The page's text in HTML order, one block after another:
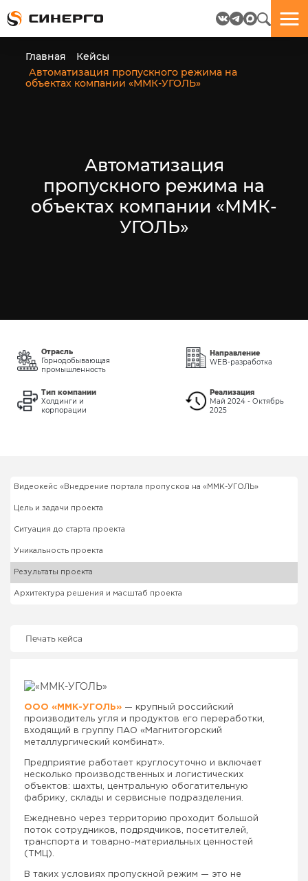
Главная
Кейсы
Автоматизация пропускного режима на
объектах компании «ММК-УГОЛЬ»
Автоматизация
пропускного режима на
объектах компании «ММК-
УГОЛЬ»
Отрасль
Горнодобывающая
промышленность
Направление
WEB-разработка
Тип компании
Холдинги и
корпорации
Реализация
Май 2024 - Октябрь
2025
ООО «ММК-УГОЛЬ» — крупный российский
производитель угля и продуктов его переработки,
входящий в группу ПАО «Магнитогорский
металлургический комбинат».
Предприятие работает круглосуточно и включает
несколько производственных и логистических
объектов: шахты, центральную обогатительную
фабрику, склады и сервисные подразделения.
Ежедневно через территорию проходит большой
поток сотрудников, подрядчиков, посетителей,
транспорта и товарно-материальных ценностей
(ТМЦ).
В таких условиях пропускной режим — это не
Видеокейс «Внедрение портала пропусков на «ММК-УГОЛЬ»
Цель и задачи проекта
Ситуация до старта проекта
Уникальность проекта
Результаты проекта
Архитектура решения и масштаб проекта
Печать кейса
Отлично!
Данные
успешно
отправлены.
пёсиков
Отлично!
Бриф
отправлен.